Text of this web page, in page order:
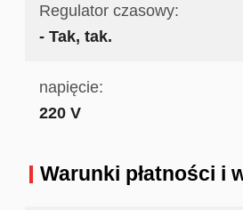
Regulator czasowy:
- Tak, tak.
napięcie:
220 V
Warunki płatności i